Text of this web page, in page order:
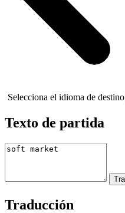
Selecciona el idioma de destino
Texto de partida
Traducción